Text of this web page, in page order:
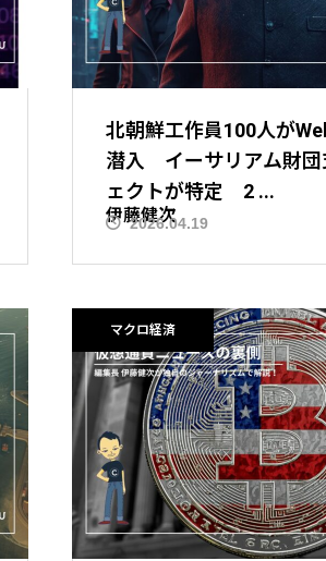
北朝鮮工作員100人が
潜入 イーサリアム財団
ェクトが特定 2 ...
2026.04.19
伊藤健次
ニュース解説
マクロ経済